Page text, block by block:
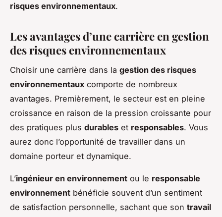
risques environnementaux.
Les avantages d’une carrière en gestion
des risques environnementaux
Choisir une carrière dans la gestion des risques
environnementaux comporte de nombreux
avantages. Premièrement, le secteur est en pleine
croissance en raison de la pression croissante pour
des pratiques plus durables et responsables. Vous
aurez donc l’opportunité de travailler dans un
domaine porteur et dynamique.
L’ingénieur en environnement ou le responsable
environnement bénéficie souvent d’un sentiment
de satisfaction personnelle, sachant que son travail